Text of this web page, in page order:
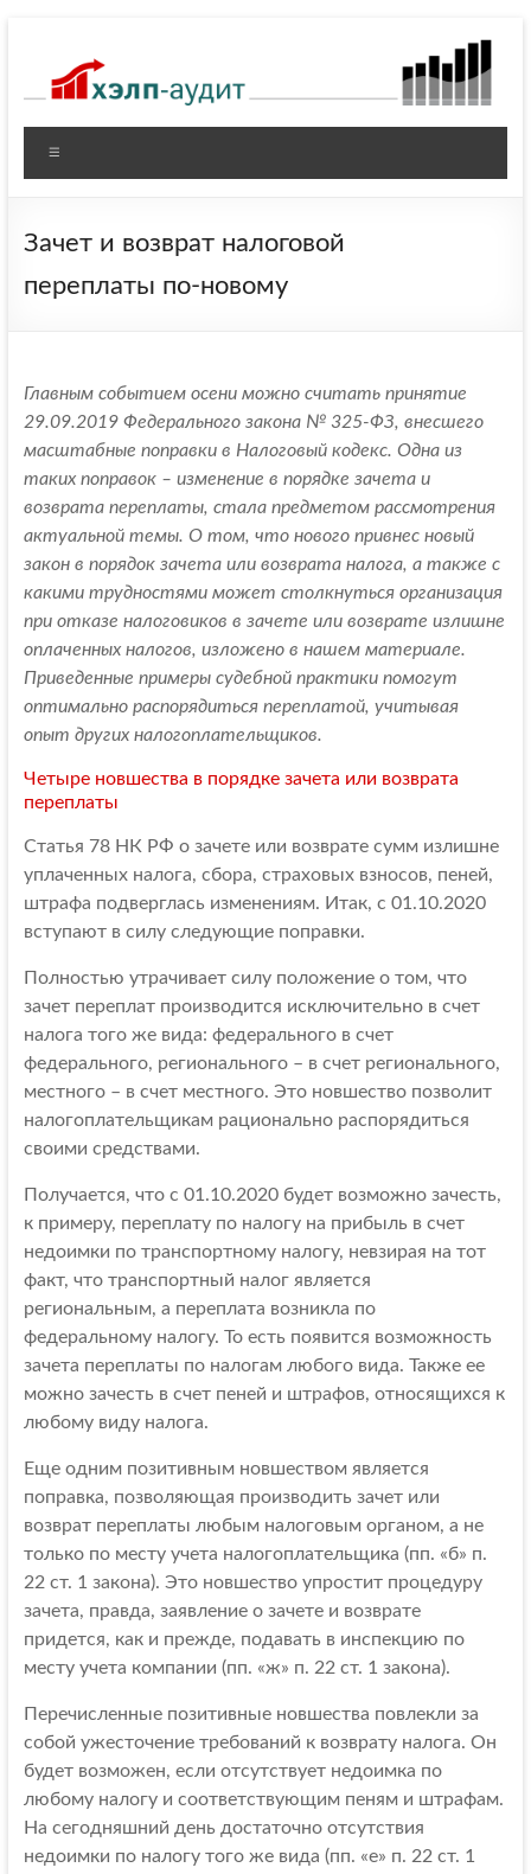
содержимому
Зачет и возврат налоговой
переплаты по-новому
Главным событием осени можно считать принятие
29.09.2019 Федерального закона № 325-ФЗ, внесшего
масштабные поправки в Налоговый кодекс. Одна из
таких поправок – изменение в порядке зачета и
возврата переплаты, стала предметом рассмотрения
актуальной темы. О том, что нового привнес новый
закон в порядок зачета или возврата налога, а также с
какими трудностями может столкнуться организация
при отказе налоговиков в зачете или возврате излишне
оплаченных налогов, изложено в нашем материале.
Приведенные примеры судебной практики помогут
оптимально распорядиться переплатой, учитывая
опыт других налогоплательщиков.
Четыре новшества в порядке зачета или возврата
переплаты
Статья 78 НК РФ о зачете или возврате сумм излишне
уплаченных налога, сбора, страховых взносов, пеней,
штрафа подверглась изменениям. Итак, с 01.10.2020
вступают в силу следующие поправки.
Полностью утрачивает силу положение о том, что
зачет переплат производится исключительно в счет
налога того же вида: федерального в счет
федерального, регионального – в счет регионального,
местного – в счет местного. Это новшество позволит
налогоплательщикам рационально распорядиться
своими средствами.
Получается, что с 01.10.2020 будет возможно зачесть,
к примеру, переплату по налогу на прибыль в счет
недоимки по транспортному налогу, невзирая на тот
факт, что транспортный налог является
региональным, а переплата возникла по
федеральному налогу. То есть появится возможность
зачета переплаты по налогам любого вида. Также ее
можно зачесть в счет пеней и штрафов, относящихся к
любому виду налога.
Еще одним позитивным новшеством является
поправка, позволяющая производить зачет или
возврат переплаты любым налоговым органом, а не
только по месту учета налогоплательщика (пп. «б» п.
22 ст. 1 закона). Это новшество упростит процедуру
зачета, правда, заявление о зачете и возврате
придется, как и прежде, подавать в инспекцию по
месту учета компании (пп. «ж» п. 22 ст. 1 закона).
Перечисленные позитивные новшества повлекли за
собой ужесточение требований к возврату налога. Он
будет возможен, если отсутствует недоимка по
любому налогу и соответствующим пеням и штрафам.
На сегодняшний день достаточно отсутствия
недоимки по налогу того же вида (пп. «е» п. 22 ст. 1